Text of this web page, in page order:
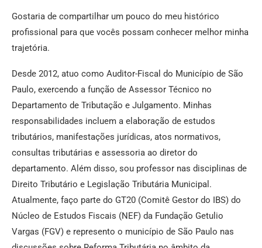
Gostaria de compartilhar um pouco do meu histórico
profissional para que vocês possam conhecer melhor minha
trajetória.
Desde 2012, atuo como Auditor-Fiscal do Município de São
Paulo, exercendo a função de Assessor Técnico no
Departamento de Tributação e Julgamento. Minhas
responsabilidades incluem a elaboração de estudos
tributários, manifestações jurídicas, atos normativos,
consultas tributárias e assessoria ao diretor do
departamento. Além disso, sou professor nas disciplinas de
Direito Tributário e Legislação Tributária Municipal.
Atualmente, faço parte do GT20 (Comitê Gestor do IBS) do
Núcleo de Estudos Fiscais (NEF) da Fundação Getulio
Vargas (FGV) e represento o município de São Paulo nas